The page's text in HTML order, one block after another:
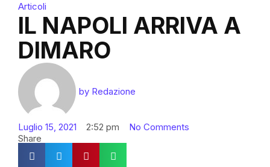
Articoli
IL NAPOLI ARRIVA A
DIMARO
by Redazione
Luglio 15, 2021 2:52 pm
No Comments
Share